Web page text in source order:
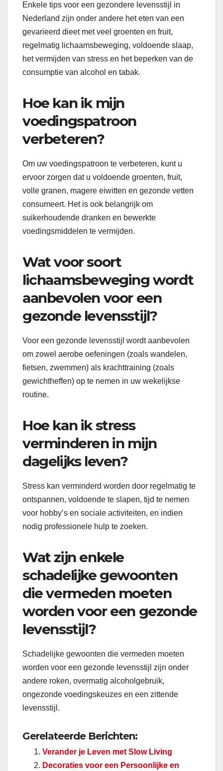
Enkele tips voor een gezondere levensstijl in
Nederland zijn onder andere het eten van een
gevarieerd dieet met veel groenten en fruit,
regelmatig lichaamsbeweging, voldoende slaap,
het vermijden van stress en het beperken van de
consumptie van alcohol en tabak.
Hoe kan ik mijn
voedingspatroon
verbeteren?
Om uw voedingspatroon te verbeteren, kunt u
ervoor zorgen dat u voldoende groenten, fruit,
volle granen, magere eiwitten en gezonde vetten
consumeert. Het is ook belangrijk om
suikerhoudende dranken en bewerkte
voedingsmiddelen te vermijden.
Wat voor soort
lichaamsbeweging wordt
aanbevolen voor een
gezonde levensstijl?
Voor een gezonde levensstijl wordt aanbevolen
om zowel aerobe oefeningen (zoals wandelen,
fietsen, zwemmen) als krachttraining (zoals
gewichtheffen) op te nemen in uw wekelijkse
routine.
Hoe kan ik stress
verminderen in mijn
dagelijks leven?
Stress kan verminderd worden door regelmatig te
ontspannen, voldoende te slapen, tijd te nemen
voor hobby’s en sociale activiteiten, en indien
nodig professionele hulp te zoeken.
Wat zijn enkele
schadelijke gewoonten
die vermeden moeten
worden voor een gezonde
levensstijl?
Schadelijke gewoonten die vermeden moeten
worden voor een gezonde levensstijl zijn onder
andere roken, overmatig alcoholgebruik,
ongezonde voedingskeuzes en een zittende
levensstijl.
Gerelateerde Berichten:
Verander je Leven met Slow Living
Decoraties voor een Persoonlijke en